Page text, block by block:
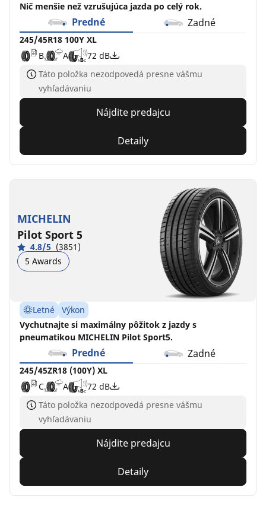
Nič menšie než vzrušujúca jazda po celý rok.
Predné Zadné
245/45R18 100Y XL
B
A
72 dB
Táto položka nezodpovedá presne vášmu
vyhľadávaniu
Nájdite predajcu
Detaily
MICHELIN
Pilot Sport 5
4.8/5 (3851)
5 Awards
Letné
Výkon
Vychutnajte si maximálny pôžitok z jazdy s
pneumatikou MICHELIN Pilot Sport5.
Predné Zadné
245/45ZR18 (100Y) XL
C
A
72 dB
Táto položka nezodpovedá presne vášmu
vyhľadávaniu
Nájdite predajcu
Detaily